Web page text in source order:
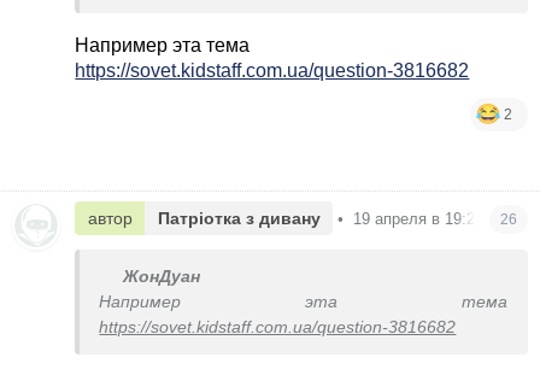
Например эта тема
https://sovet.kidstaff.com.ua/question-3816682
2
автор Патріотка з дивану • 19 апреля в 19:26 26
ЖонДуан
Например эта тема
https://sovet.kidstaff.com.ua/question-3816682